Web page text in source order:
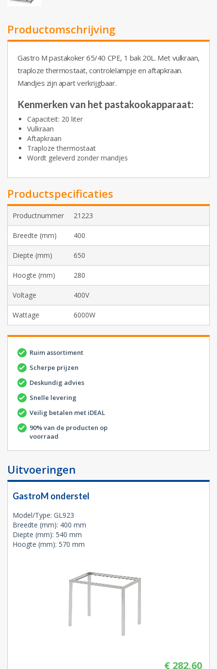
Productomschrijving
Gastro M pastakoker 65/40 CPE, 1 bak 20L. Met vulkraan,
traploze thermostaat, controlelampje en aftapkraan.
Mandjes zijn apart verkrijgbaar.
Kenmerken van het pastakookapparaat:
Capaciteit: 20 liter
Vulkraan
Aftapkraan
Traploze thermostaat
Wordt geleverd zonder mandjes
Productspecificaties
Productnummer 21223
Breedte (mm) 400
Diepte (mm) 650
Hoogte (mm) 280
Voltage 400V
Wattage 6000W
Ruim assortiment
Scherpe prijzen
Deskundig advies
Snelle levering
Veilig betalen met iDEAL
90% van de producten op
voorraad
Uitvoeringen
GastroM onderstel
Model/Type: GL923
Breedte (mm): 400 mm
Diepte (mm): 540 mm
Hoogte (mm): 570 mm
€ 282,60